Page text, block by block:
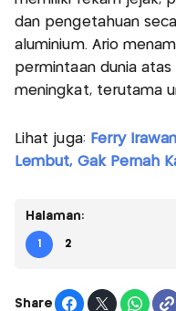
dan pengetahuan
aluminium. Ario
permintaan dunia
meningkat, terutama
Lihat juga: Ferry
Lembut, Gak Pernah
Halaman:
1 2
Share